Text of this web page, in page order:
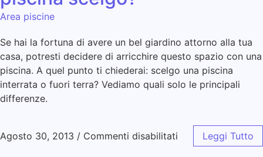
Area piscine
Se hai la fortuna di avere un bel giardino attorno alla tua
casa, potresti decidere di arricchire questo spazio con una
piscina. A quel punto ti chiederai: scelgo una piscina
interrata o fuori terra? Vediamo quali solo le principali
differenze.
Agosto 30, 2013 / Commenti disabilitati Leggi Tutto